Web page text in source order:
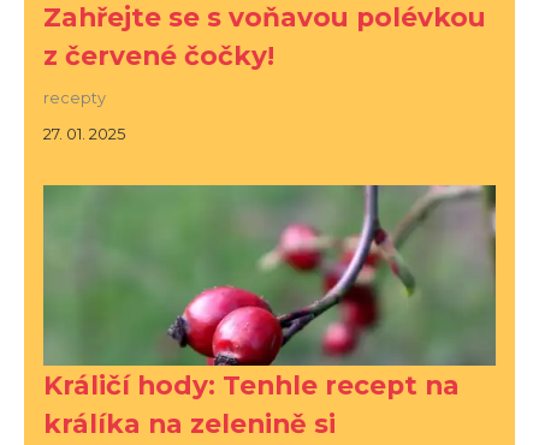
Zahřejte se s voňavou polévkou
z červené čočky!
recepty
27. 01. 2025
Králičí hody: Tenhle recept na
králíka na zelenině si